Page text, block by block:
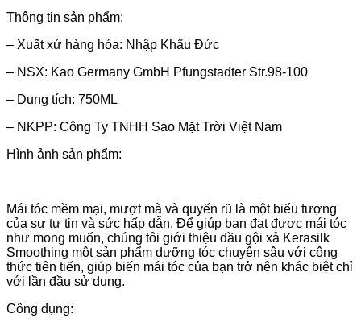
Thông tin sản phẩm:
– Xuất xứ hàng hóa: Nhập Khẩu Đức
– NSX: Kao Germany GmbH Pfungstadter Str.98-100
– Dung tích: 750ML
– NKPP: Công Ty TNHH Sao Mặt Trời Việt Nam
Hình ảnh sản phẩm:
Mái tóc mềm mại, mượt mà và quyến rũ là một biểu tượng
của sự tự tin và sức hấp dẫn. Để giúp bạn đạt được mái tóc
như mong muốn, chúng tôi giới thiệu dầu gội xả Kerasilk
Smoothing một sản phẩm dưỡng tóc chuyên sâu với công
thức tiên tiến, giúp biến mái tóc của bạn trở nên khác biệt chỉ
với lần đầu sử dụng.
Công dụng: